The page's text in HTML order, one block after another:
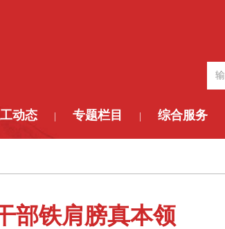
动态 专题栏目 综合服务
部铁肩膀真本领